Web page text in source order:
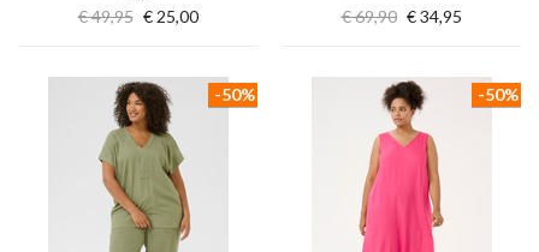
€ 49,95 € 25,00 € 69,90 € 34,95
-50% -50%